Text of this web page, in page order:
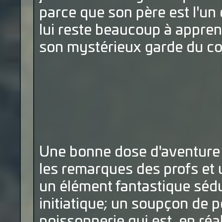
parce que son père est
lui reste beaucoup à
son mystérieux garde du
Une bonne dose
les remarques des profs
un élément fantastique
initiatique; un soupçon de